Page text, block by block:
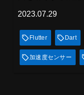
2023.07.29
Flutter Dart
加速度センサー